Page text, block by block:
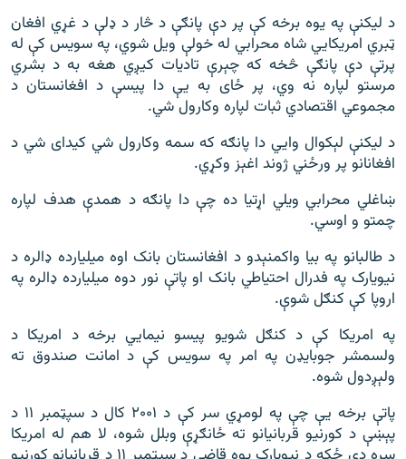
د لیکنې په یوه برخه کې پر دې پانګې د څار د ډلې د غړي افغان
ټبري امریکايي شاه محرابي له خولې ویل شوي، په سویس کې له
پرتې دې پانګې څخه که چېرې تادیات کیږي هغه به د بشري
مرستو لپاره نه وي، پر ځای به یې دا پیسې د افغانستان د
مجموعي اقتصادي ثبات لپاره وکارول شي.
د لیکنې لېکوال وايي دا پانګه که سمه وکارول شي کیدای شي د
افغانانو پر ورځني ژوند اغېز وکړي.
ښاغلي محرابي ویلي اړتیا ده چې دا پانګه د همدې هدف لپاره
چمتو و اوسي.
د طالبانو په بیا واکمنېدو د افغانستان بانک اوه میلیارده ډالره د
نیویارک په فدرال احتیاطي بانک او پاتې نور دوه میلیارده ډالره په
اروپا کې کنګل شوې.
په امریکا کې د کنګل شویو پیسو نیمایي برخه د امریکا د
ولسمشر جوبایډن په امر په سویس کې د امانت صندوق ته
ولېږدول شوه.
پاتې برخه یې چې په لومړي سر کې د ۲۰۰۱ کال د سپټمبر ۱۱ د
پېښې د کورنیو قربانیانو ته ځانګړې وبلل شوه، لا هم له امریکا